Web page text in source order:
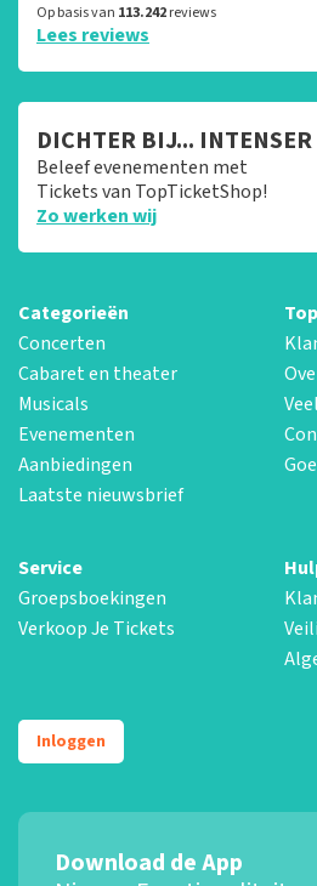
Op basis van 113.242reviews
Lees reviews
DICHTER BIJ...
Beleef evenementen met
Tickets van TopTicketShop!
Zo werken wij
Categorieën
Concerten
Cabaret en theater
Musicals
Evenementen
Aanbiedingen
Laatste nieuwsbrief
Service
Groepsboekingen
Verkoop Je Tickets
Inloggen
Download de App